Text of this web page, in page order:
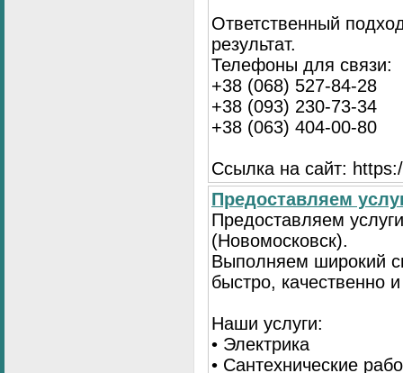
Ответственный
результат.
Телефоны для связи:
+38 (068) 527-84-28
+38 (093) 230-73-34
+38 (063) 404-00-80
Ссылка на сайт:
Предоставляем
Предоставляем
(Новомосковск).
Выполняем широкий
быстро, качественно
Наши услуги:
• Электрика
• Сантехнические